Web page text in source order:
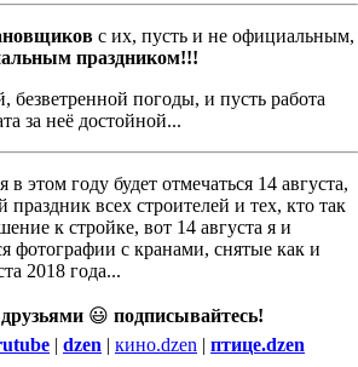
с их, пусть и не официальным,
праздником!!!
безветренной погоды, и пусть работа
за неё достойной...
в этом году будет отмечаться 14 августа,
всех строителей и тех, кто так
к стройке, вот 14 августа я и
фотографии с кранами, снятые как и
2018 года...
😃 подписывайтесь!
| dzen | кино.dzen | птице.dzen